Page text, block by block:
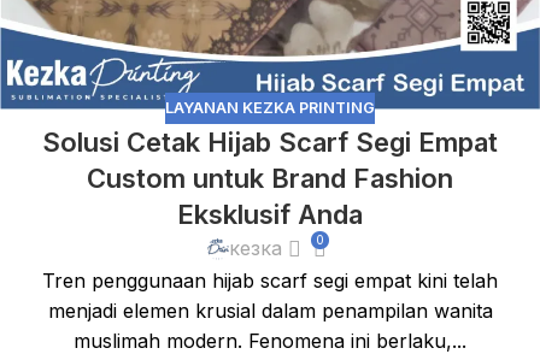
LAYANAN KEZKA PRINTING
Solusi Cetak Hijab Scarf Segi Empat
Custom untuk Brand Fashion
Eksklusif Anda
кезка 0
Tren penggunaan hijab scarf segi empat kini telah
menjadi elemen krusial dalam penampilan wanita
muslimah modern. Fenomena ini berlaku,...